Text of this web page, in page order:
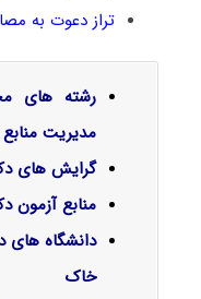
تراز دعوت به
رشته های
مدیریت
گرایش‌ های
منابع آزمون
دانشگاه های
خاک